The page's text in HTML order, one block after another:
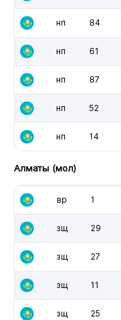
нп 84
нп 61
нп 87
нп 52
нп 14
Алматы (мол)
вр 1
зщ 29
зщ 27
зщ 11
зщ 25